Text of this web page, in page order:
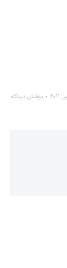
نوشتن دیدگاه